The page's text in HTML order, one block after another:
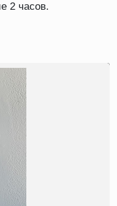
2 часов.